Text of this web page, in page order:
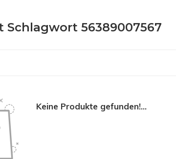
56389007567
Keine Produkte gefunden!...